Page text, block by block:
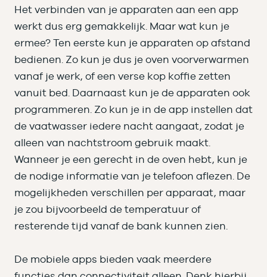
Het verbinden van je apparaten aan een app
werkt dus erg gemakkelijk. Maar wat kun je
ermee? Ten eerste kun je apparaten op afstand
bedienen. Zo kun je dus je oven voorverwarmen
vanaf je werk, of een verse kop koffie zetten
vanuit bed. Daarnaast kun je de apparaten ook
programmeren. Zo kun je in de app instellen dat
de vaatwasser iedere nacht aangaat, zodat je
alleen van nachtstroom gebruik maakt.
Wanneer je een gerecht in de oven hebt, kun je
de nodige informatie van je telefoon aflezen. De
mogelijkheden verschillen per apparaat, maar
je zou bijvoorbeeld de temperatuur of
resterende tijd vanaf de bank kunnen zien.
De mobiele apps bieden vaak meerdere